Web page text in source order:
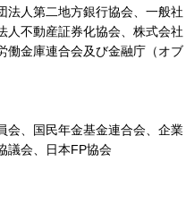
法人第二地方銀行協会、一般社
人不動産証券化協会、株式会社
働金庫連合会及び金融庁（オブ
、国民年金基金連合会、企業
議会、日本FP協会